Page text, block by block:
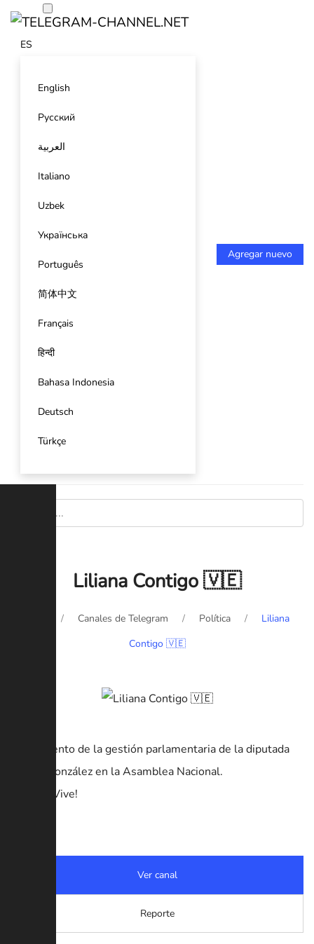
ES
English
Русский
العربية
Italiano
Uzbek
Українська
Português
简体中文
Français
हिन्दी
Bahasa Indonesia
Deutsch
Türkçe
Agregar nuevo
Liliana Contigo 🇻🇪
Canales de Telegram Política
Liliana
Contigo 🇻🇪
Seguimiento de la gestión parlamentaria de la diputada
Liliana González en la Asamblea Nacional.
¡Chávez Vive!
Ver canal
Reporte